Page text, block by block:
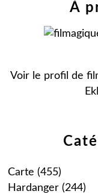
Carte (455)
Hardanger (244)
À
Voir le profil de